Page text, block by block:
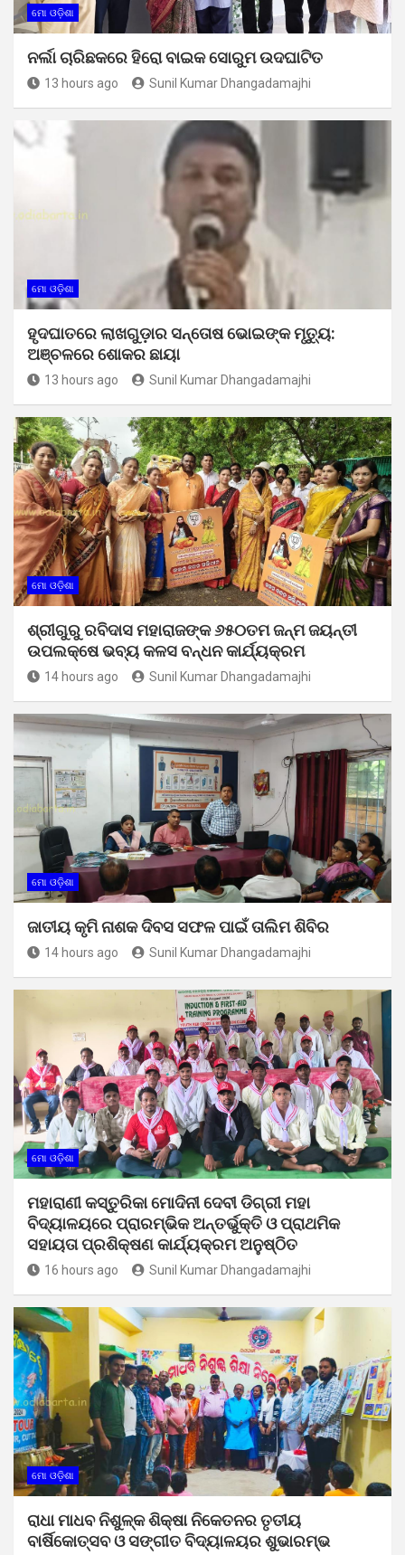
ମୋ ଓଡ଼ିଶା
ନର୍ଲା ଚାରିଛକରେ ହିରୋ ବାଇକ ସୋରୁମ ଉଦଘାଟିତ
13 hours ago Sunil Kumar Dhangadamajhi
ମୋ ଓଡ଼ିଶା
ହୃଦଘାତରେ ଲାଖଗୁଡ଼ାର ସନ୍ତୋଷ ଭୋଇଙ୍କ ମୃତ୍ୟୁ:
ଅଞ୍ଚଳରେ ଶୋକର ଛାୟା
13 hours ago Sunil Kumar Dhangadamajhi
ମୋ ଓଡ଼ିଶା
ଶ୍ରୀଗୁରୁ ରବିଦାସ ମହାରାଜଙ୍କ ୬୫୦ତମ ଜନ୍ମ ଜୟନ୍ତୀ
ଉପଲକ୍ଷେ ଭବ୍ୟ କଳସ ବନ୍ଧନ କାର୍ଯ୍ୟକ୍ରମ
14 hours ago Sunil Kumar Dhangadamajhi
ମୋ ଓଡ଼ିଶା
ଜାତୀୟ କୃମି ନାଶକ ଦିବସ ସଫଳ ପାଇଁ ତାଲିମ ଶିବିର
14 hours ago Sunil Kumar Dhangadamajhi
ମୋ ଓଡ଼ିଶା
ମହାରାଣୀ କସ୍ତୁରିକା ମୋଦିନୀ ଦେବୀ ଡିଗ୍ରୀ ମହା
ବିଦ୍ୟାଳୟରେ ପ୍ରାରମ୍ଭିକ ଅନ୍ତର୍ଭୁକ୍ତି ଓ ପ୍ରାଥମିକ
ସହାୟତା ପ୍ରଶିକ୍ଷଣ କାର୍ଯ୍ୟକ୍ରମ ଅନୁଷ୍ଠିତ
16 hours ago Sunil Kumar Dhangadamajhi
ମୋ ଓଡ଼ିଶା
ରାଧା ମାଧବ ନିଶୁଳ୍କ ଶିକ୍ଷା ନିକେତନର ତୃତୀୟ
ବାର୍ଷିକୋତ୍ସବ ଓ ସଙ୍ଗୀତ ବିଦ୍ୟାଳୟର ଶୁଭାରମ୍ଭ